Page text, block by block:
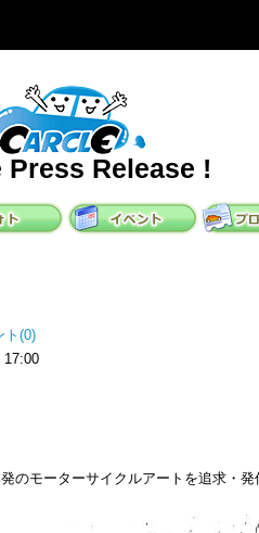
Press Release !
ト(0)
17:00
発のモーターサイクルアートを追求・